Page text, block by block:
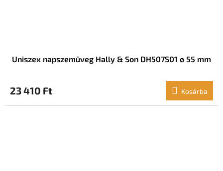
Uniszex napszemüveg Hally & Son DH507S01 ø 55 mm
23 410 Ft Kosárba